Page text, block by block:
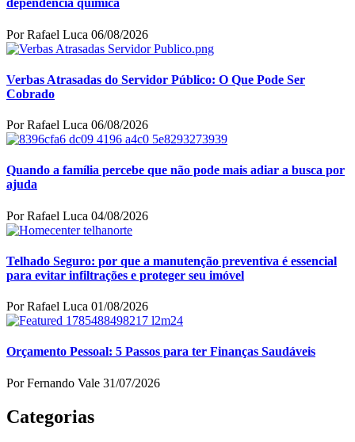
dependência química
Por Rafael Luca 06/08/2026
Verbas Atrasadas do Servidor Público: O Que Pode Ser
Cobrado
Por Rafael Luca 06/08/2026
Quando a família percebe que não pode mais adiar a busca por
ajuda
Por Rafael Luca 04/08/2026
Telhado Seguro: por que a manutenção preventiva é essencial
para evitar infiltrações e proteger seu imóvel
Por Rafael Luca 01/08/2026
Orçamento Pessoal: 5 Passos para ter Finanças Saudáveis
Por Fernando Vale 31/07/2026
Categorias